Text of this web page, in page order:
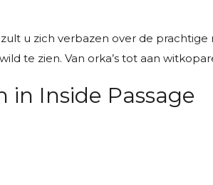
zult u zich verbazen over de
te zien. Van orka’s tot aan
in Inside Passage